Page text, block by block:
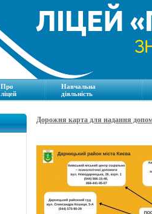
Про
ліцей
Навчальна
діяльність
Дорожня карта для надання